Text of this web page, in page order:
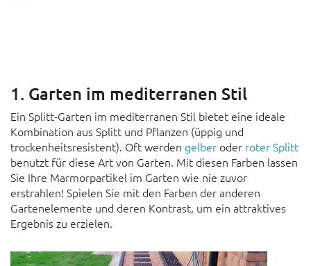
1. Garten im mediterranen Stil
Ein Splitt-Garten im mediterranen Stil bietet eine ideale
Kombination aus Splitt und Pflanzen (üppig und
trockenheitsresistent). Oft werden gelber oder roter Splitt
benutzt für diese Art von Garten. Mit diesen Farben lassen
Sie Ihre Marmorpartikel im Garten wie nie zuvor
erstrahlen! Spielen Sie mit den Farben der anderen
Gartenelemente und deren Kontrast, um ein attraktives
Ergebnis zu erzielen.